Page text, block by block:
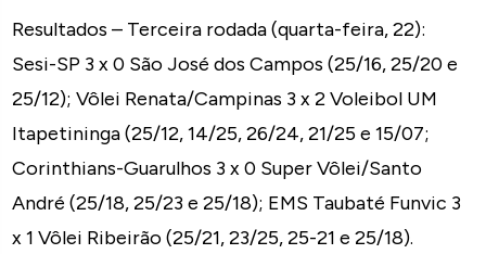
Resultados – Terceira rodada (quarta-feira, 22):
Sesi-SP 3 x 0 São José dos Campos (25/16, 25/20 e
25/12); Vôlei Renata/Campinas 3 x 2 Voleibol UM
Itapetininga (25/12, 14/25, 26/24, 21/25 e 15/07;
Corinthians-Guarulhos 3 x 0 Super Vôlei/Santo
André (25/18, 25/23 e 25/18); EMS Taubaté Funvic 3
x 1 Vôlei Ribeirão (25/21, 23/25, 25-21 e 25/18).